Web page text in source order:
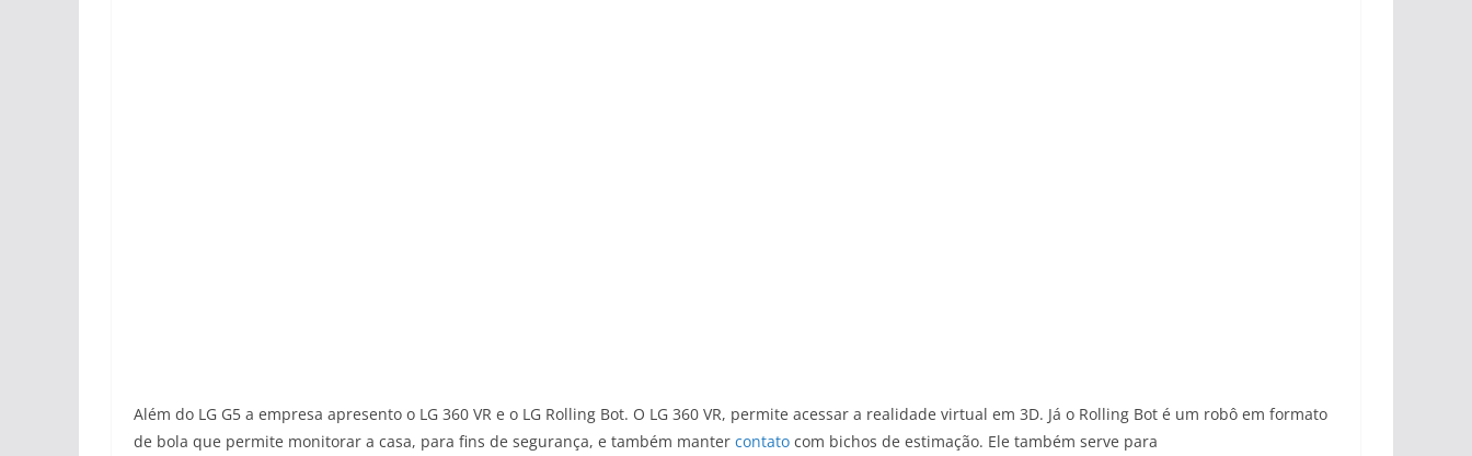
Além do LG G5 a empresa apresento o LG 360 VR e o LG Rolling Bot. O LG 360 VR, permite acessar a realidade virtual em 3D. Já o Rolling Bot é um robô em formato
de bola que permite monitorar a casa, para fins de segurança, e também manter contato com bichos de estimação. Ele também serve para